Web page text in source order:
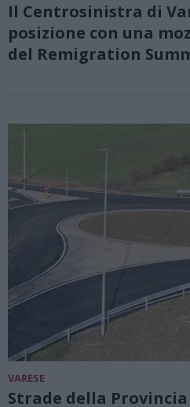
Il Centrosinistra di
posizione con una
del Remigration
VARESE
Strade della